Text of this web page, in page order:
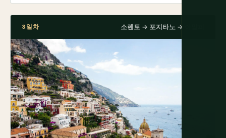
3일차 소렌토 → 포지타노 → 아말피